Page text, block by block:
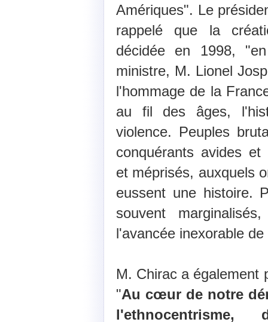
Amériques". Le
rappelé que la
décidée en 1998,
ministre, M. Lionel
l'hommage de la
au fil des âges,
violence. Peuples
conquérants avides
et méprisés, auxquels
eussent une histoire.
souvent
l'avancée inexorable
M. Chirac a également
"Au cœur de notre